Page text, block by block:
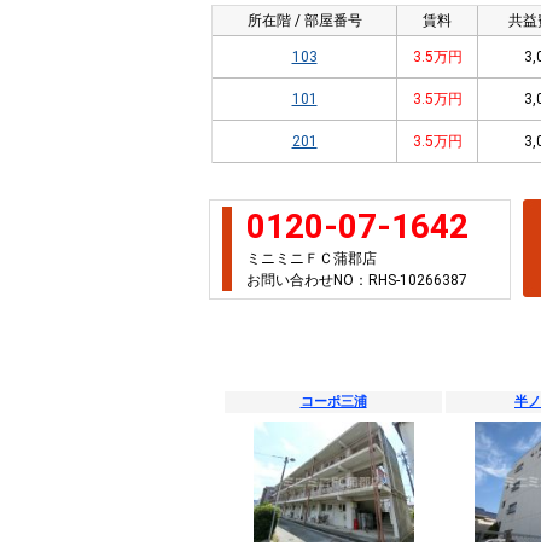
所在階 / 部屋番号 賃料 共益
103 3.5万円
101 3.5万円
201 3.5万円
0120-07-1642
ミニミニＦＣ蒲郡店
お問い合わせNO：RHS-10266387
コーポ三浦 半